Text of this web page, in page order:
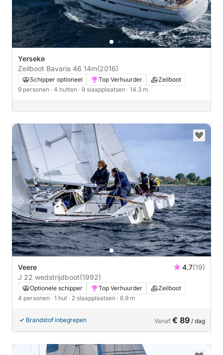
Yerseke
Zeilboot Bavaria 46 14m(2016)
Schipper optioneel Top Verhuurder
Zeilboot
9 personen · 4 hutten · 9 slaapplaatsen · 14.3 m
Veere 4.7(19)
J 22 wedstrijdboot(1992)
Optionele schipper Top Verhuurder
Zeilboot
4 personen · 1 hut · 2 slaapplaatsen · 6.9 m
Brandstof inbegrepen Vanaf € 89 / dag